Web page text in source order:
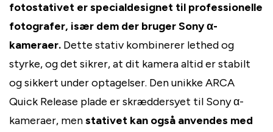
fotostativet er specialdesignet til professionelle
fotografer, især dem der bruger Sony α-
kameraer. Dette stativ kombinerer lethed og
styrke, og det sikrer, at dit kamera altid er stabilt
og sikkert under optagelser. Den unikke ARCA
Quick Release plade er skræddersyet til Sony α-
kameraer, menstativet kan også anvendes med